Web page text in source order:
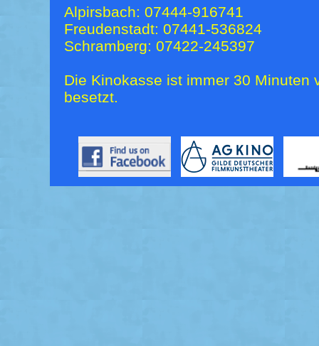
Alpirsbach: 07444-916741
Freudenstadt: 07441-536824
Schramberg: 07422-245397
Die Kinokasse ist immer 30 Minuten
besetzt.